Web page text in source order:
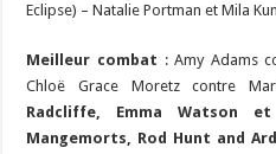
Eclipse) – Natalie Portman et Mila
Meilleur combat : Amy Adams
Chloë Grace Moretz contre
Radcliffe, Emma Watson
Mangemorts, Rod Hunt and